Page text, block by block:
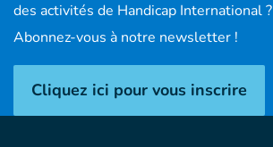
des activités de Handicap International ?
Abonnez-vous à notre newsletter !
Cliquez ici pour vous inscrire